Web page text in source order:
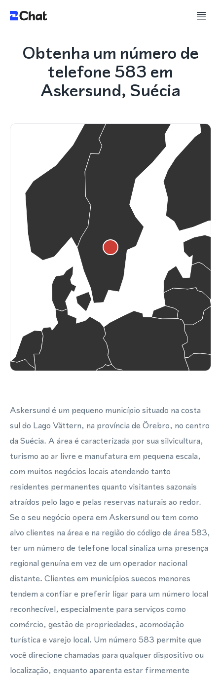
Obtenha um número de
telefone 583 em
Askersund, Suécia
Askersund é um pequeno município situado na costa
sul do Lago Vättern, na província de Örebro, no centro
da Suécia. A área é caracterizada por sua silvicultura,
turismo ao ar livre e manufatura em pequena escala,
com muitos negócios locais atendendo tanto
residentes permanentes quanto visitantes sazonais
atraídos pelo lago e pelas reservas naturais ao redor.
Se o seu negócio opera em Askersund ou tem como
alvo clientes na área e na região do código de área 583,
ter um número de telefone local sinaliza uma presença
regional genuína em vez de um operador nacional
distante. Clientes em municípios suecos menores
tendem a confiar e preferir ligar para um número local
reconhecível, especialmente para serviços como
comércio, gestão de propriedades, acomodação
turística e varejo local. Um número 583 permite que
você direcione chamadas para qualquer dispositivo ou
localização, enquanto aparenta estar firmemente